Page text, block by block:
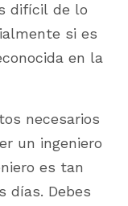
difícil de lo
si es
en la
necesarios
un ingeniero
es tan
días. Debes